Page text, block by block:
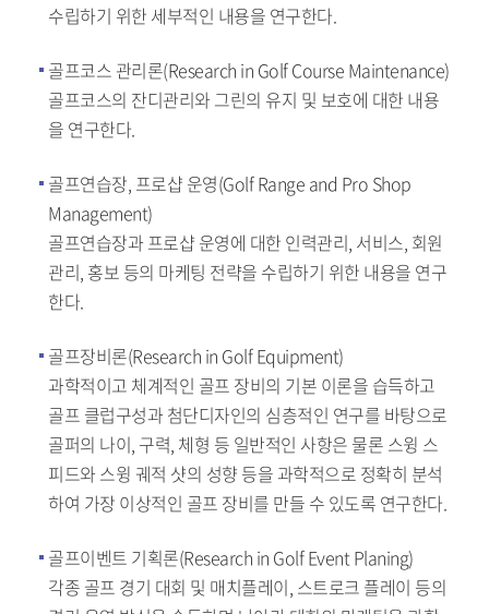
수립하기 위한 세부적인 내용을 연구한다.
골프코스 관리론(Research in Golf Course Maintenance)
골프코스의 잔디관리와 그린의 유지 및 보호에 대한 내용
을 연구한다.
골프연습장, 프로샵 운영(Golf Range and Pro Shop
Management)
골프연습장과 프로샵 운영에 대한 인력관리, 서비스, 회원
관리, 홍보 등의 마케팅 전략을 수립하기 위한 내용을 연구
한다.
골프장비론(Research in Golf Equipment)
과학적이고 체계적인 골프 장비의 기본 이론을 습득하고
골프 클럽구성과 첨단디자인의 심층적인 연구를 바탕으로
골퍼의 나이, 구력, 체형 등 일반적인 사항은 물론 스윙 스
피드와 스윙 궤적 샷의 성향 등을 과학적으로 정확히 분석
하여 가장 이상적인 골프 장비를 만들 수 있도록 연구한다.
골프이벤트 기획론(Research in Golf Event Planing)
각종 골프 경기 대회 및 매치플레이, 스트로크 플레이 등의